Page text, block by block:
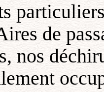
de
nos